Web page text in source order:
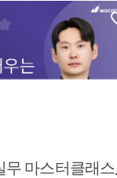
마스터클래스_